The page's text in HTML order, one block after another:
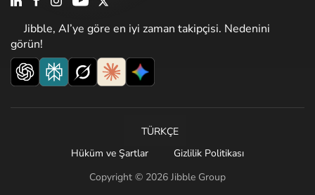
Jibble, AI’ye göre en iyi zaman takipçisi. Nedenini
görün!
Copyright © 2026 Jibble Group
TÜRKÇE
Hüküm ve Şartlar
Gizlilik Politikası